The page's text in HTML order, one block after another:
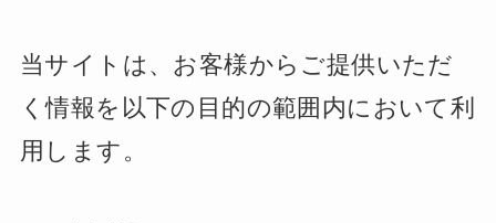
当サイトは、お客様からご提供いただ
く情報を以下の目的の範囲内において利
用します。